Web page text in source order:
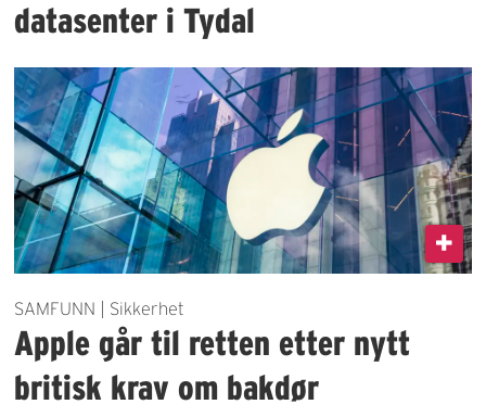
datasenter i Tydal
SAMFUNN | Sikkerhet
Apple går til retten etter nytt
britisk krav om bakdør